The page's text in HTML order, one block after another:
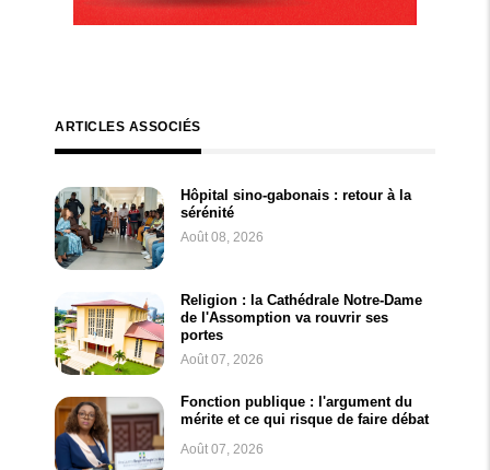
ARTICLES ASSOCIÉS
Hôpital sino-gabonais : retour à la
sérénité
Août 08, 2026
Religion : la Cathédrale Notre-Dame
de l'Assomption va rouvrir ses
portes
Août 07, 2026
Fonction publique : l'argument du
mérite et ce qui risque de faire débat
Août 07, 2026